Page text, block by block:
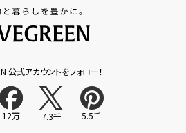
公式アカウントをフォロー！
12万 7.3千 5.5千